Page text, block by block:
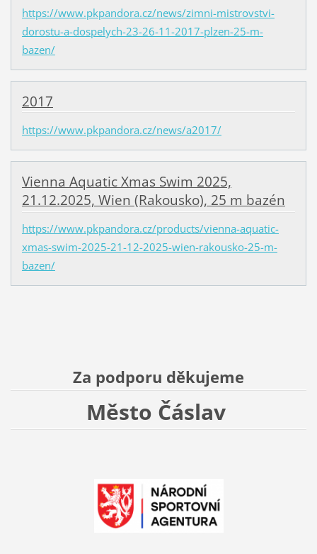
https://www.pkpandora.cz/news/zimni-mistrovstvi-
dorostu-a-dospelych-23-26-11-2017-plzen-25-m-
bazen/
2017
https://www.pkpandora.cz/news/a2017/
Vienna Aquatic Xmas Swim 2025,
21.12.2025, Wien (Rakousko), 25 m bazén
https://www.pkpandora.cz/products/vienna-aquatic-
xmas-swim-2025-21-12-2025-wien-rakousko-25-m-
bazen/
Za podporu děkujeme
Město Čáslav